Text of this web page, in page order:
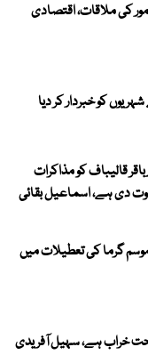
کی ملاقات، اقتصادی
کو خبردار کر دیا
قالیباف کو مذاکرات
دی ہے، اسماعیل بقائی
گرما کی تعطیلات میں
خراب ہے، سہیل آفریدی